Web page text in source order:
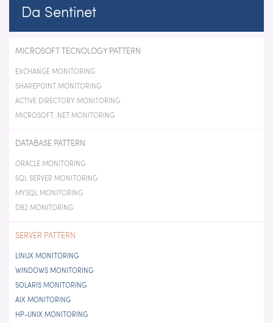
Da Sentinet
MICROSOFT TECNOLOGY PATTERN
EXCHANGE MONITORING
SHAREPOINT MONITORING
ACTIVE DIRECTORY MONITORING
MICROSOFT .NET MONITORING
DATABASE PATTERN
ORACLE MONITORING
SQL SERVER MONITORING
MYSQL MONITORING
DB2 MONITORING
SERVER PATTERN
LINUX MONITORING
WINDOWS MONITORING
SOLARIS MONITORING
AIX MONITORING
HP-UNIX MONITORING